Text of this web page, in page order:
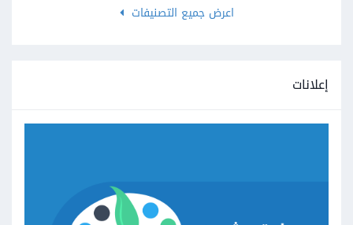
اعرض جميع التصنيفات
إعلانات